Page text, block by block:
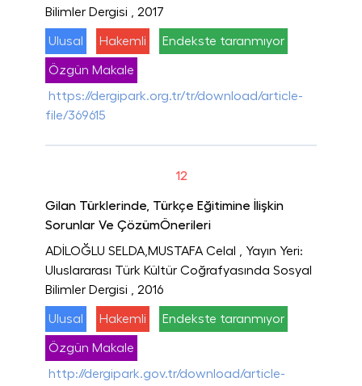
Bilimler Dergisi
, 2017
Ulusal Hakemli Endekste taranmıyor
Özgün Makale
https://dergipark.org.tr/tr/download/article-
file/369615
12
Gilan Türklerinde, Türkçe Eğitimine İlişkin
Sorunlar Ve ÇözümÖnerileri
ADİLOĞLU SELDA,MUSTAFA Celal
, Yayın Yeri:
Uluslararası Türk Kültür Coğrafyasında Sosyal
Bilimler Dergisi
, 2016
Ulusal Hakemli Endekste taranmıyor
Özgün Makale
http://dergipark.gov.tr/download/article-